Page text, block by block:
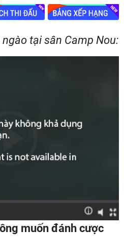
tại sân Camp Nou:
muốn đánh cược